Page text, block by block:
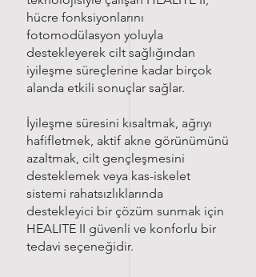
hücre fonksiyonlarını
fotomodülasyon yoluyla
destekleyerek cilt sağlığından
iyileşme süreçlerine kadar birçok
alanda etkili sonuçlar sağlar.
İyileşme süresini kısaltmak, ağrıyı
hafifletmek, aktif akne görünümünü
azaltmak, cilt gençleşmesini
desteklemek veya kas-iskelet
sistemi rahatsızlıklarında
destekleyici bir çözüm sunmak için
HEALITE II güvenli ve konforlu bir
tedavi seçeneğidir.